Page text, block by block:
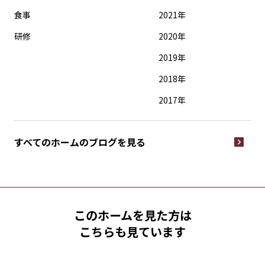
食事
研修
2021年
2020年
2019年
2018年
2017年
すべてのホームのブログを見る
このホームを見た方は
こちらも見ています